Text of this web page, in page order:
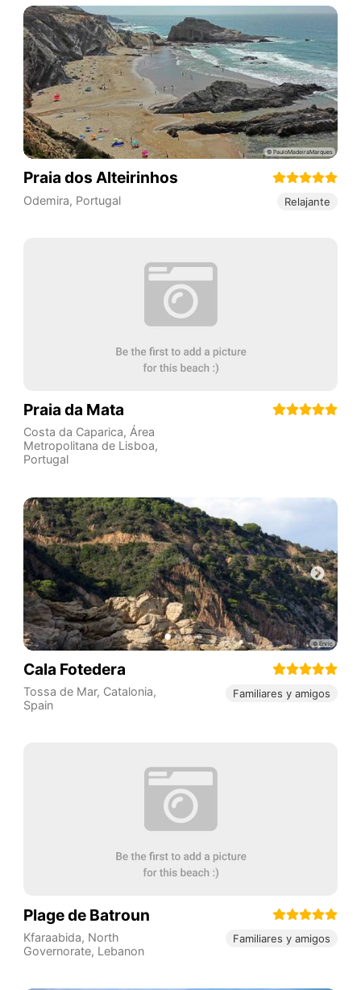
Praia dos Alteirinhos
Odemira, Portugal Relajante
Praia da Mata
Costa da Caparica, Área
Metropolitana de Lisboa,
Portugal
Cala Fotedera
Tossa de Mar, Catalonia,
Spain
Familiares y amigos
Plage de Batroun
Kfaraabida, North
Governorate, Lebanon
Familiares y amigos